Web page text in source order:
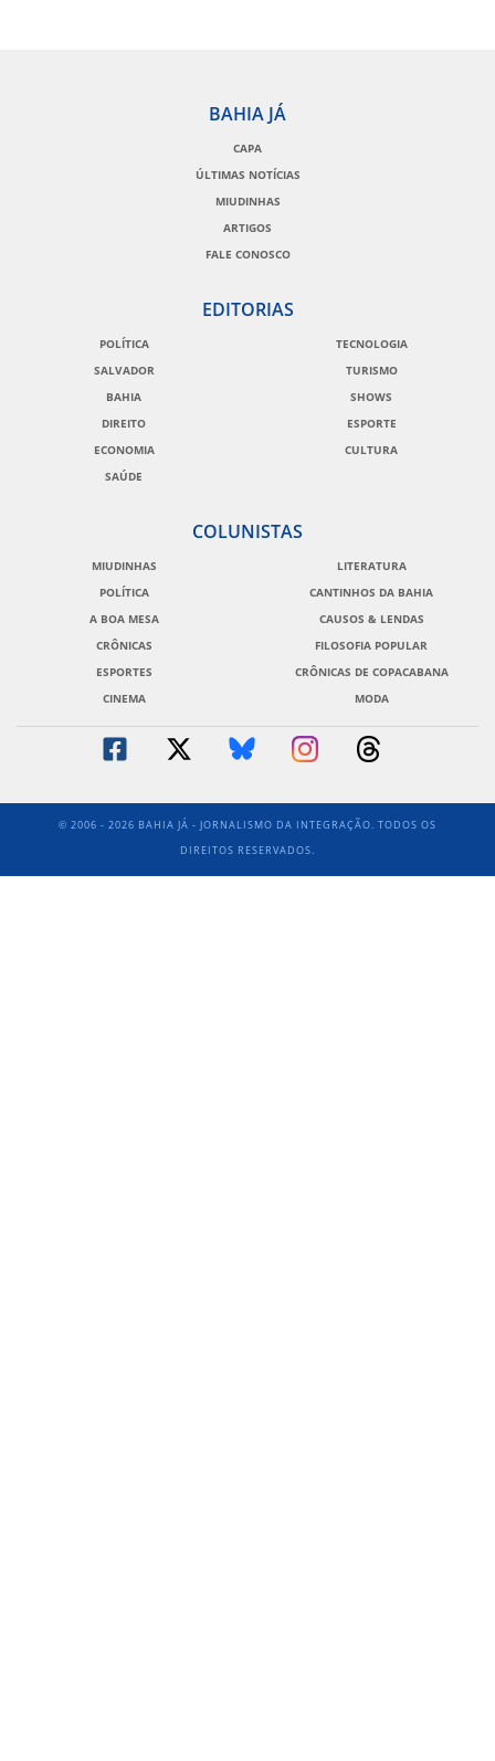
BAHIA JÁ
CAPA
ÚLTIMAS NOTÍCIAS
MIUDINHAS
ARTIGOS
FALE CONOSCO
EDITORIAS
POLÍTICA
SALVADOR
BAHIA
DIREITO
ECONOMIA
SAÚDE
TECNOLOGIA
TURISMO
SHOWS
ESPORTE
CULTURA
COLUNISTAS
MIUDINHAS
POLÍTICA
A BOA MESA
CRÔNICAS
ESPORTES
CINEMA
LITERATURA
CANTINHOS DA BAHIA
CAUSOS & LENDAS
FILOSOFIA POPULAR
CRÔNICAS DE COPACABANA
MODA
© 2006 - 2026 BAHIA JÁ - JORNALISMO DA INTEGRAÇÃO. TODOS OS
DIREITOS RESERVADOS.